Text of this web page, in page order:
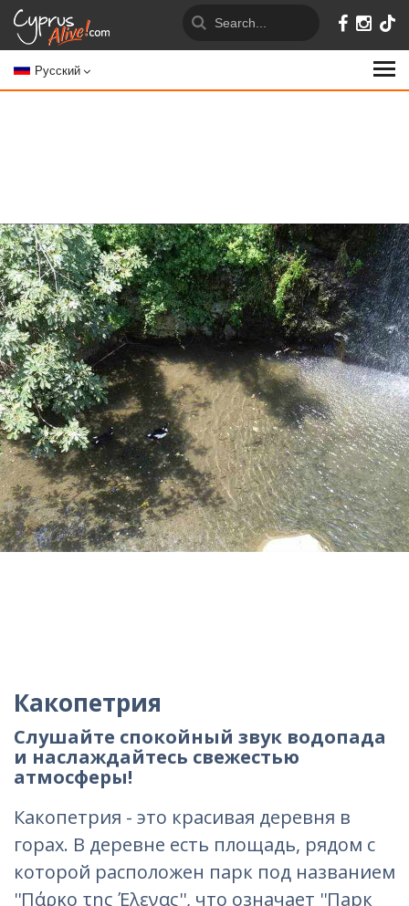
Русский
Какопетрия
Слушайте спокойный звук водопада
и наслаждайтесь свежестью
атмосферы!
Какопетрия - это красивая деревня в
горах. В деревне есть площадь, рядом с
которой расположен парк под названием
''Πάρκο της Έλενας'', что означает ''Парк